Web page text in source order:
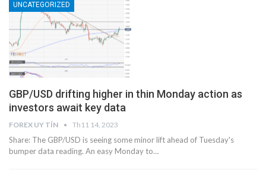
UNCATEGORIZED
GBP/USD drifting higher in thin Monday action as
investors await key data
FOREX UY TÍN Th11 14, 2023
Share: The GBP/USD is seeing some minor lift ahead of Tuesday's
bumper data reading. An easy Monday to…